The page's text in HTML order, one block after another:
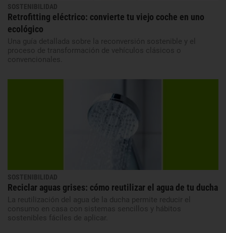
SOSTENIBILIDAD
Retrofitting eléctrico: convierte tu viejo coche en uno
ecológico
Una guía detallada sobre la reconversión sostenible y el
proceso de transformación de vehículos clásicos o
convencionales.
SOSTENIBILIDAD
Reciclar aguas grises: cómo reutilizar el agua de tu ducha
La reutilización del agua de la ducha permite reducir el
consumo en casa con sistemas sencillos y hábitos
sostenibles fáciles de aplicar.